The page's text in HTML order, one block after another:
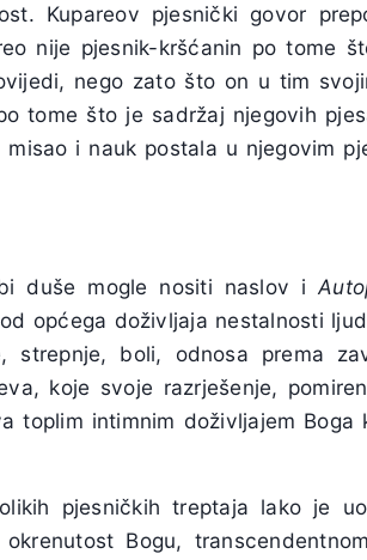
Kupareov pjesnički govor
nije pjesnik-kršćanin po tome
nego zato što on u tim
tome što je sadržaj njegovih
i nauk postala u njegovim
duše mogle nositi naslov i
općega doživljaja nestalnosti
strepnje, boli, odnosa prema
koje svoje razrješenje,
toplim intimnim doživljajem Boga
pjesničkih treptaja lako je
Bogu,